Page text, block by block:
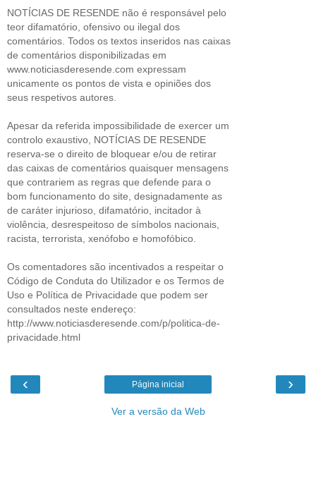
NOTÍCIAS DE RESENDE não é responsável pelo
teor difamatório, ofensivo ou ilegal dos
comentários. Todos os textos inseridos nas caixas
de comentários disponibilizadas em
www.noticiasderesende.com expressam
unicamente os pontos de vista e opiniões dos
seus respetivos autores.
Apesar da referida impossibilidade de exercer um
controlo exaustivo, NOTÍCIAS DE RESENDE
reserva-se o direito de bloquear e/ou de retirar
das caixas de comentários quaisquer mensagens
que contrariem as regras que defende para o
bom funcionamento do site, designadamente as
de caráter injurioso, difamatório, incitador à
violência, desrespeitoso de símbolos nacionais,
racista, terrorista, xenófobo e homofóbico.
Os comentadores são incentivados a respeitar o
Código de Conduta do Utilizador e os Termos de
Uso e Política de Privacidade que podem ser
consultados neste endereço:
http://www.noticiasderesende.com/p/politica-de-
privacidade.html
‹ ›
Página inicial
Ver a versão da Web